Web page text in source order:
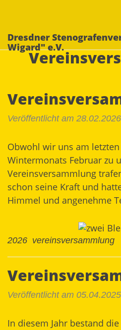
Dresdner
Wigard" e.V.
Veröffentlicht am 28.02.2026
Obwohl wir uns am letzten
Wintermonats Februar zu
Vereinsversammlung
schon seine Kraft und
Himmel und angenehme
2026 vereinsversammlung
Veröffentlicht am 05.04.2025
In diesem Jahr bestand